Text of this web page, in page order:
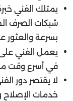
يمتلك الفني
شبكات الصرف
بسرعة والعثور
يعمل الفني
في أسرع وقت مما
لا يقتصر دور
خدمات